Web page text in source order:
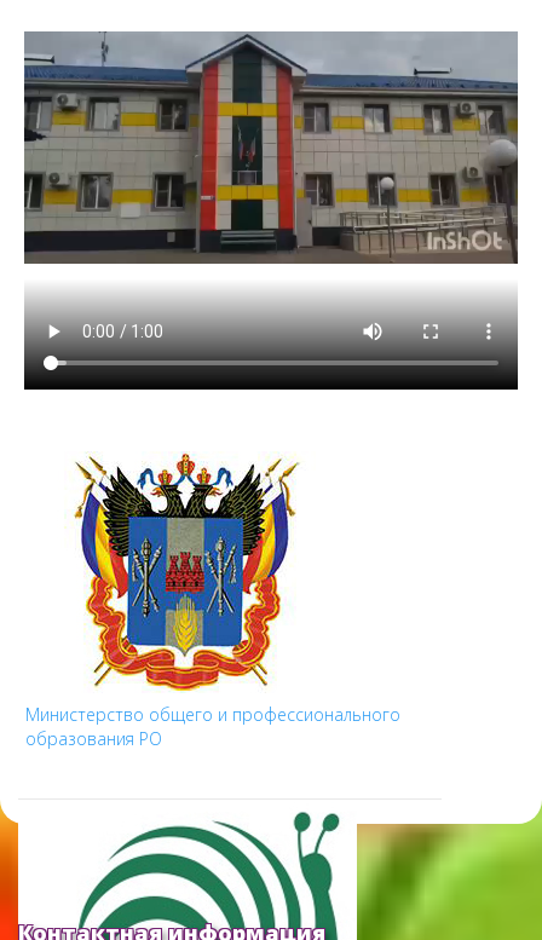
Министерство общего и профессионального
образования РО
Контактная информация